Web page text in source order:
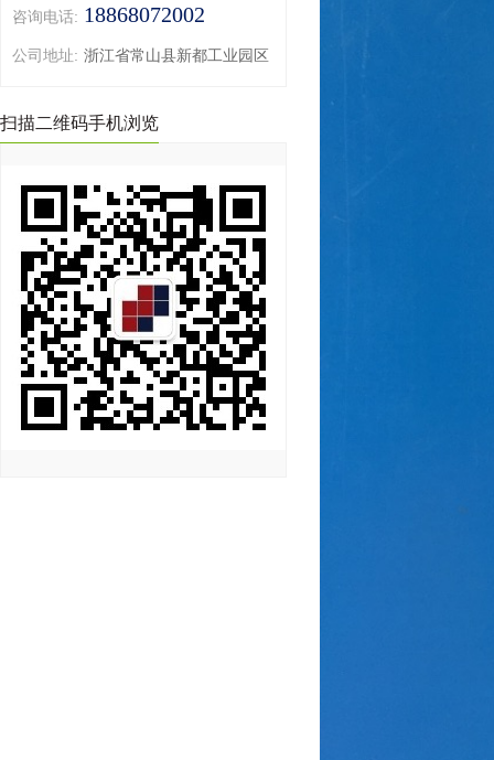
咨询电话: 18868072002
公司地址: 浙江省常山县新都工业园区
扫描二维码手机浏览